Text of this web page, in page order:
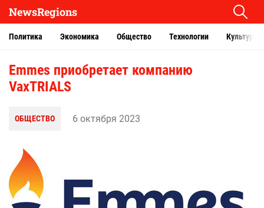
NewsRegions
Политика Экономика Общество Технологии Культура
Emmes приобретает компанию
VaxTRIALS
ОБЩЕСТВО 6 октября 2023